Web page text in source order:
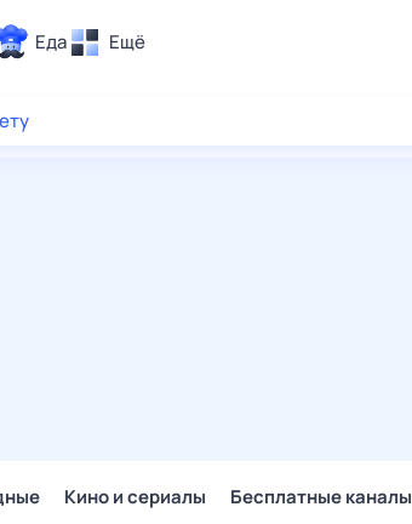
Еда Ещё
Кино и сериалы Бесплатные каналы